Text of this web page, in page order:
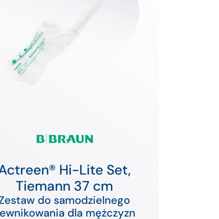
Hi-Lite Set,
Tiemann 37 cm
do samodzielnego
dla mężczyzn